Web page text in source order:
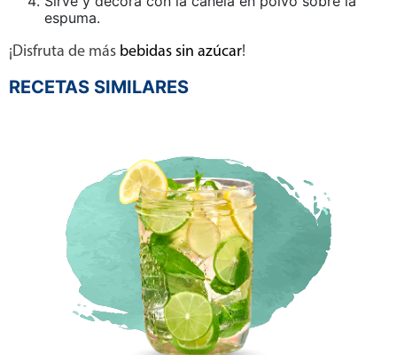
espuma.
¡Disfruta de más bebidas sin azúcar!
RECETAS SIMILARES